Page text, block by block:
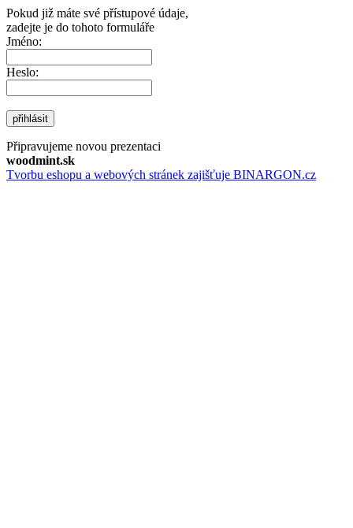
Pokud již máte své přístupové údaje,
zadejte je do tohoto formuláře
Jméno:
Heslo:
přihlásit
Připravujeme novou prezentaci
woodmint.sk
Tvorbu eshopu a webových stránek zajišťuje BINARGON.cz